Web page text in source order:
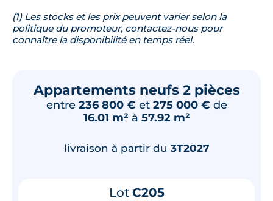
(1) Les stocks et les prix peuvent varier selon la
politique du promoteur, contactez-nous pour
connaître la disponibilité en temps réel.
Appartements neufs 2 pièces
entre 236 800 € et 275 000 € de
16.01 m² à 57.92 m²
livraison à partir du 3T2027
Lot C205